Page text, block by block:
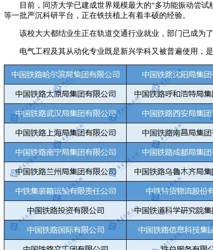
目前，同济大学已建成世界规模最大的“多功能振动尝试
等一批严沉科研平台，正在铁扶植上有着丰硕的经验。
该校大大都结业生正在轨道交通行业就业，部门已成为了
电气工程及其从动化专业既是新兴学科又被普遍使用，是